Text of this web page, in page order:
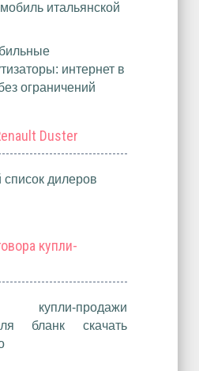
итальянской
интернет в
ограничений
Duster
дилеров
купли-
купли-продажи
бланк скачать